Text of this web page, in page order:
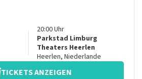
20:00Uhr
Parkstad Limburg
Theaters Heerlen
Heerlen, Niederlande
TICKETS ANZEIGEN